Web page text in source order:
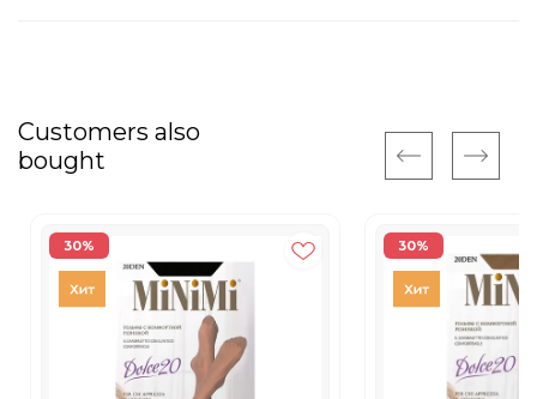
Customers also
bought
30% 30%